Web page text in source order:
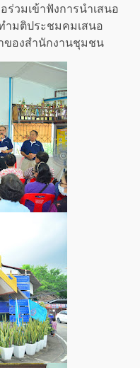
วมเข้าฟังการนำเสนอ
ำมติประชมคมเสนอ
ของสำนักงานชุมชน